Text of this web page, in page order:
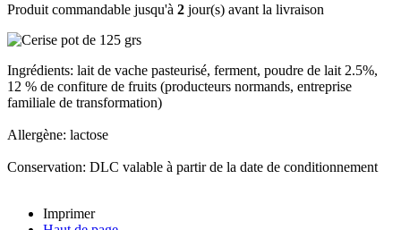
Produit commandable jusqu'à 2 jour(s) avant la livraison
Ingrédients: lait de vache pasteurisé, ferment, poudre de lait 2.5%,
12 % de confiture de fruits (producteurs normands, entreprise
familiale de transformation)
Allergène: lactose
Conservation: DLC valable à partir de la date de conditionnement
Imprimer